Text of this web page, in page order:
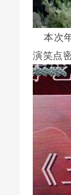
本次
演笑点